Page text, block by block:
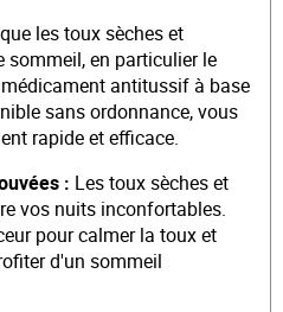
les toux sèches et
en particulier le
antitussif à base
sans ordonnance, vous
rapide et efficace.
: Les toux sèches et
vos nuits inconfortables.
pour calmer la toux et
d'un sommeil